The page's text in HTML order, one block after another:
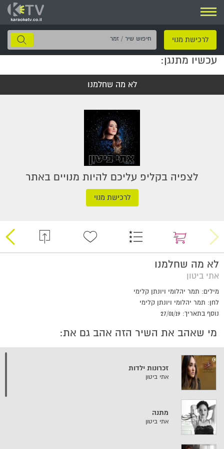
ניווט
לרכישת מנוי
חיפוש
שיר
עכשיו מתנגן:
לא מה שחלמנו
לצפיה בקליפ עליכם להיות מנויים באתר
לרכישת מנוי
לא מה שחלמנו
אתי ביטון
מילים: תמר יהלומי ויונתן קלימי
לחן: תמר יהלומי ויונתן קלימי
נוסף בתאריך: 27/01/19
מי שאהב את השיר הזה אהב גם את:
זכרונות ילדות
אתי ביטון
מתנה
אתי ביטון